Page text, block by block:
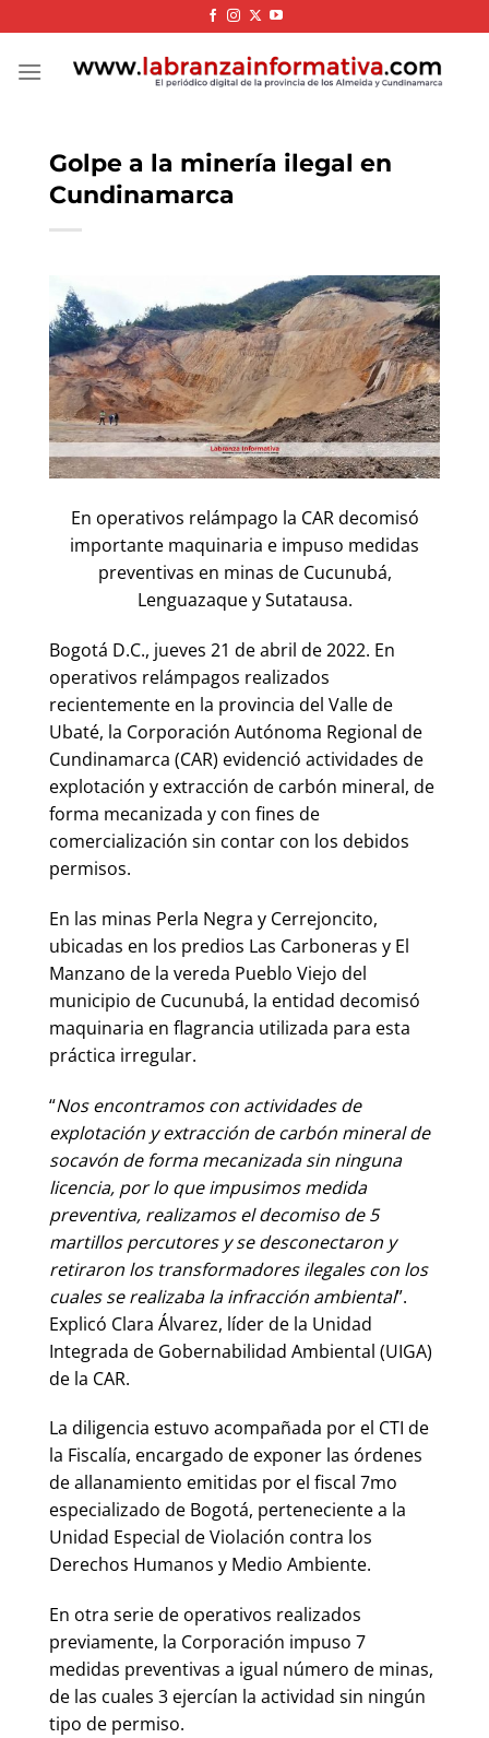
to
content
Golpe a la minería ilegal en
Cundinamarca
En operativos relámpago la CAR decomisó
importante maquinaria e impuso medidas
preventivas en minas de Cucunubá,
Lenguazaque y Sutatausa.
Bogotá D.C., jueves 21 de abril de 2022. En
operativos relámpagos realizados
recientemente en la provincia del Valle de
Ubaté, la Corporación Autónoma Regional de
Cundinamarca (CAR) evidenció actividades de
explotación y extracción de carbón mineral, de
forma mecanizada y con fines de
comercialización sin contar con los debidos
permisos.
En las minas Perla Negra y Cerrejoncito,
ubicadas en los predios Las Carboneras y El
Manzano de la vereda Pueblo Viejo del
municipio de Cucunubá, la entidad decomisó
maquinaria en flagrancia utilizada para esta
práctica irregular.
“Nos encontramos con actividades de
explotación y extracción de carbón mineral de
socavón de forma mecanizada sin ninguna
licencia, por lo que impusimos medida
preventiva, realizamos el decomiso de 5
martillos percutores y se desconectaron y
retiraron los transformadores ilegales con los
cuales se realizaba la infracción ambiental”.
Explicó Clara Álvarez, líder de la Unidad
Integrada de Gobernabilidad Ambiental (UIGA)
de la CAR.
La diligencia estuvo acompañada por el CTI de
la Fiscalía, encargado de exponer las órdenes
de allanamiento emitidas por el fiscal 7mo
especializado de Bogotá, perteneciente a la
Unidad Especial de Violación contra los
Derechos Humanos y Medio Ambiente.
En otra serie de operativos realizados
previamente, la Corporación impuso 7
medidas preventivas a igual número de minas,
de las cuales 3 ejercían la actividad sin ningún
tipo de permiso.